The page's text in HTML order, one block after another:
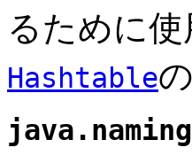
るために
Hashtable